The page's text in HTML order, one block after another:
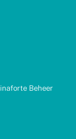
Beheer